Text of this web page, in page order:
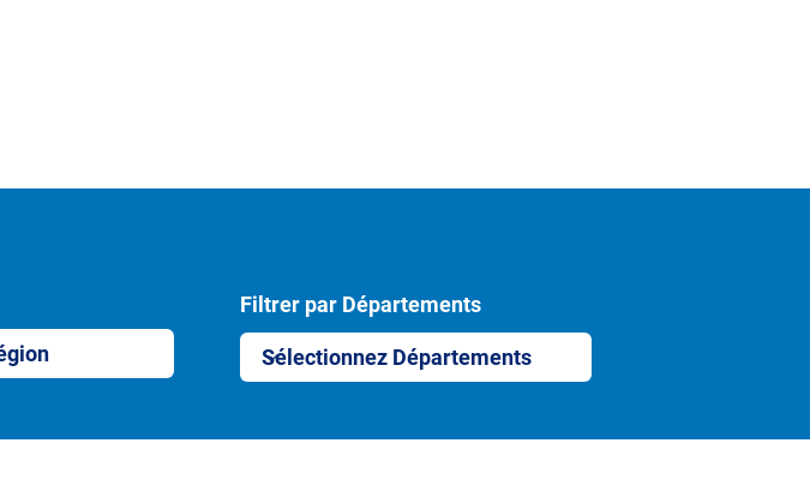
Filtrer par Départements